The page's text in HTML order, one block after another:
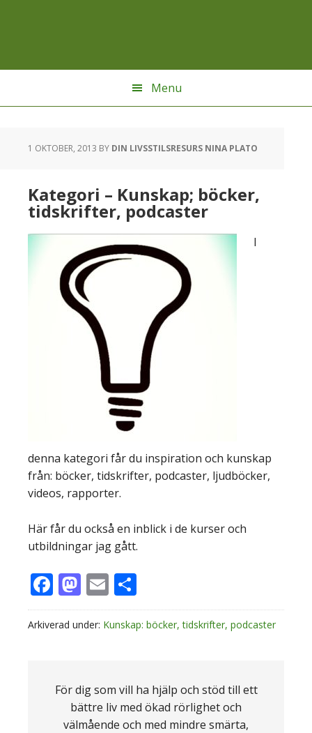
Menu
1 OKTOBER, 2013 BY DIN LIVSSTILSRESURS NINA PLATO
Kategori – Kunskap; böcker,
tidskrifter, podcaster
I
denna kategori får du inspiration och kunskap
från: böcker, tidskrifter, podcaster, ljudböcker,
videos, rapporter.
Här får du också en inblick i de kurser och
utbildningar jag gått.
Facebook
Mastodon
Email
Arkiverad under: Kunskap: böcker, tidskrifter, podcaster
För dig som vill ha hjälp och stöd till ett
bättre liv med ökad rörlighet och
välmående och med mindre smärta,